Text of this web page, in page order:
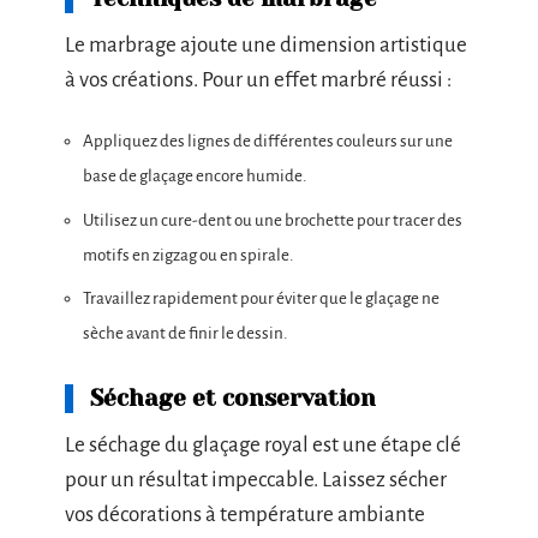
Le marbrage ajoute une dimension artistique
à vos créations. Pour un effet marbré réussi :
Appliquez des lignes de différentes couleurs sur une
base de glaçage encore humide.
Utilisez un cure-dent ou une brochette pour tracer des
motifs en zigzag ou en spirale.
Travaillez rapidement pour éviter que le glaçage ne
sèche avant de finir le dessin.
Séchage et conservation
Le séchage du glaçage royal est une étape clé
pour un résultat impeccable. Laissez sécher
vos décorations à température ambiante